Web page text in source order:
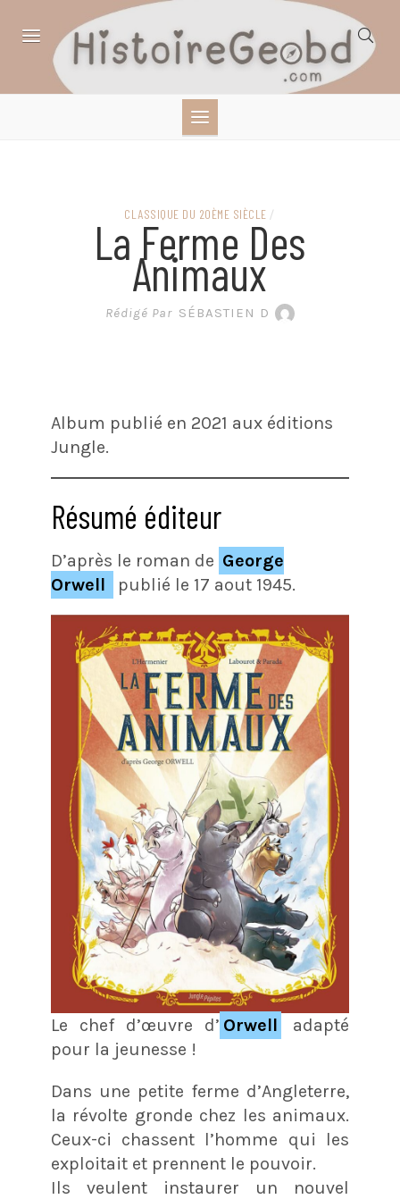
SCIENCES,
LITTÉRATURE EN
BANDE DESSINÉE
CLASSIQUE DU 20ÈME SIÈCLE /
La Ferme Des
Animaux
Rédigé Par SÉBASTIEN D
Album publié en 2021 aux éditions
Jungle.
Résumé éditeur
D’après le roman de George
Orwell
publié le 17 aout 1945.
Le chef d’œuvre d’ Orwell
adapté
pour la jeunesse !
Dans une petite ferme d’Angleterre,
la révolte gronde chez les animaux.
Ceux-ci chassent l’homme qui les
exploitait et prennent le pouvoir.
Ils veulent instaurer un nouvel